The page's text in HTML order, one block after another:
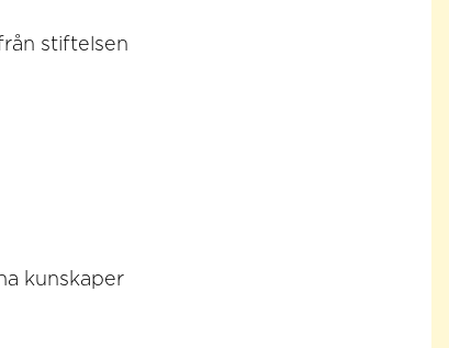
stiftelsen
kunskaper